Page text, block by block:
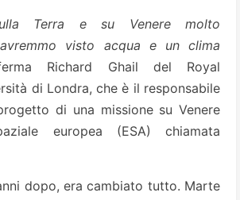
Terra e su Venere molto
visto acqua e un clima
Richard Ghail del Royal
di Londra, che è il responsabile
di una missione su Venere
europea (ESA) chiamata
dopo, era cambiato tutto. Marte